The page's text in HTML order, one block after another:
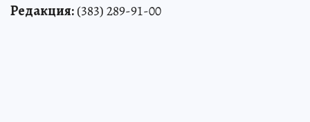
Редакция:(383) 289-91-00